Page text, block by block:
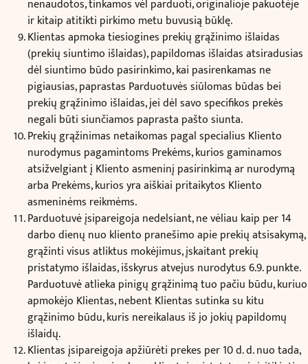
nenaudotos, tinkamos vėl parduoti, originalioje pakuotėje
ir kitaip atitikti pirkimo metu buvusią būklę.
Klientas apmoka tiesiogines prekių grąžinimo išlaidas
(prekių siuntimo išlaidas), papildomas išlaidas atsiradusias
dėl siuntimo būdo pasirinkimo, kai pasirenkamas ne
pigiausias, paprastas Parduotuvės siūlomas būdas bei
prekių grąžinimo išlaidas, jei dėl savo specifikos prekės
negali būti siunčiamos paprasta pašto siunta.
Prekių grąžinimas netaikomas pagal specialius Kliento
nurodymus pagamintoms Prekėms, kurios gaminamos
atsižvelgiant į Kliento asmeninį pasirinkimą ar nurodymą
arba Prekėms, kurios yra aiškiai pritaikytos Kliento
asmeninėms reikmėms.
Parduotuvė įsipareigoja nedelsiant, ne vėliau kaip per 14
darbo dienų nuo kliento pranešimo apie prekių atsisakymą,
grąžinti visus atliktus mokėjimus, įskaitant prekių
pristatymo išlaidas, išskyrus atvejus nurodytus 6.9. punkte.
Parduotuvė atlieka pinigų grąžinimą tuo pačiu būdu, kuriuo
apmokėjo Klientas, nebent Klientas sutinka su kitu
grąžinimo būdu, kuris nereikalaus iš jo jokių papildomų
išlaidų.
Klientas įsipareigoja apžiūrėti prekes per 10 d. d. nuo tada,